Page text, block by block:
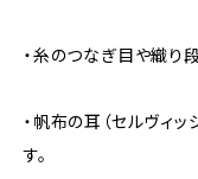
・糸のつなぎ目や織り
・帆布の耳（セルヴィ
す。